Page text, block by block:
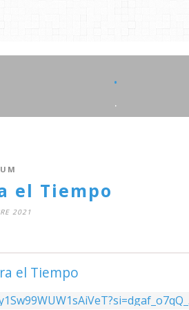
.
.
el Tiempo
2021
el Tiempo
https://